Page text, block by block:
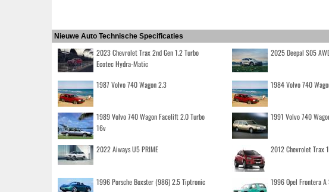
Nieuwe Auto Technische Specificaties
2023 Chevrolet Trax 2nd Gen 1.2 Turbo
Ecotec Hydra-Matic
2025 Deepal S05
1987 Volvo 740 Wagon 2.3 1984 Volvo 740
1989 Volvo 740 Wagon Facelift 2.0 Turbo
16v
1991 Volvo 740
2022 Aiways U5 PRIME 2012 Chevrolet Trax
1996 Porsche Boxster (986) 2.5 Tiptronic 1996 Opel Frontera A